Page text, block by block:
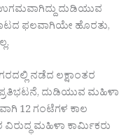
ದುಡಿಯುವ
ಫಲವಾಗಿಯೇ ಹೊರತು,
ನಡೆದ ಲಕ್ಷಾಂತರ
ದುಡಿಯುವ ಮಹಿಳಾ
12 ಗಂಟೆಗಳ ಕಾಲ
ವಿರುದ್ಧ ಮಹಿಳಾ ಕಾರ್ಮಿಕರು